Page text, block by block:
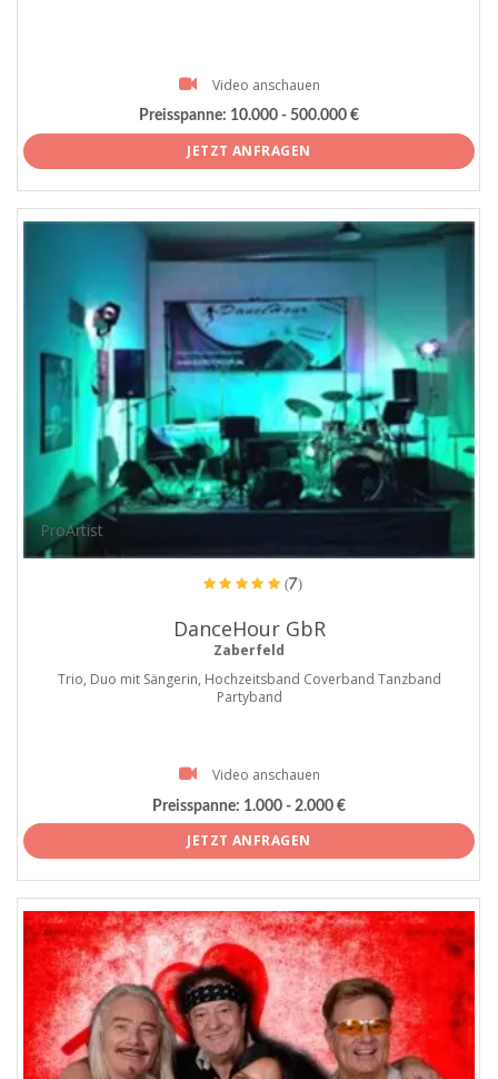
Video anschauen
Preisspanne: 10.000 - 500.000 €
JETZT ANFRAGEN
ProArtist
(7)
DanceHour GbR
Zaberfeld
Trio, Duo mit Sängerin, Hochzeitsband Coverband Tanzband
Partyband
Video anschauen
Preisspanne: 1.000 - 2.000 €
JETZT ANFRAGEN